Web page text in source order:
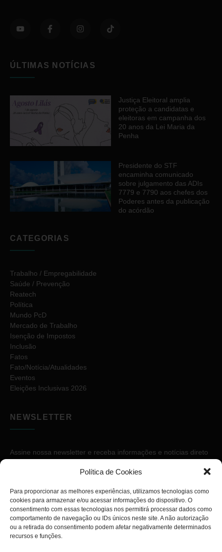
Política de Cookies
Para proporcionar as melhores experiências, utilizamos tecnologias como
cookies para armazenar e/ou acessar informações do dispositivo. O
consentimento com essas tecnologias nos permitirá processar dados como
comportamento de navegação ou IDs únicos neste site. A não autorização
ou a retirada do consentimento podem afetar negativamente determinados
recursos e funções.
ÚLTIMAS NOTÍCIAS
Justiça Eleitoral amplia
proteção a candidatas e
eleitoras em campanha dos
20 anos da Lei Maria da
Penha
Presidente do STF
encaminha comunicado
sobre julgamento das ADIs
7779 e 7790 aos chefes dos
Poderes antes da publicação
do acórdão
CATEGORIAS
Trabalho / Empregabilidade
Saúde / Prevenção
Reatech
Política
Mundo PcD
Mercado de Trabalho
Isenção de Impostos
Inclusão
Fatos
Fato/Notícia/Atualidades
Eventos
Eleições Inclusivas 2026
NEWSLETTER
Assine nossa newsletter e receba informações e notícias direto